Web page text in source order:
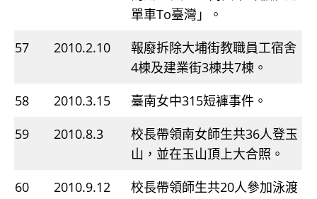
單車To臺灣」。
57
2010.2.10
報廢拆除大埔街教職員工宿舍
4棟及建業街3棟共7棟。
58
2010.3.15
臺南女中315短褲事件。
59
2010.8.3
校長帶領南女師生共36人登玉
山，並在玉山頂上大合照。
60
2010.9.12
校長帶領師生共20人參加泳渡